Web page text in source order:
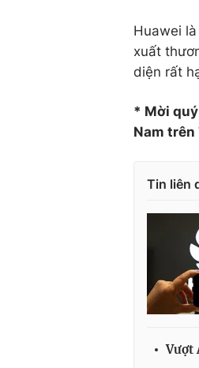
Huawei
xuất
diện rất
* Mời
Nam trên
Tin liên
Vượt